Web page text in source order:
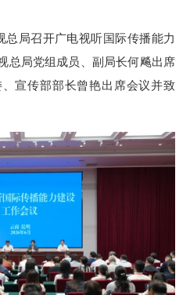
总局召开广电视听国际传播能力
总局党组成员、副局长何飚出席
宣传部部长曾艳出席会议并致